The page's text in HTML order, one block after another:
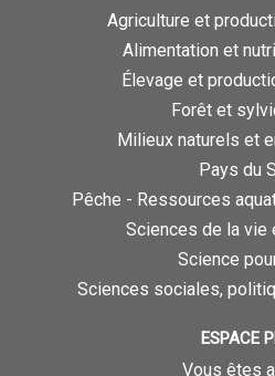
Agriculture et
Alimentation et
Élevage et
Forêt et
Milieux naturels et
Pays du
Pêche - Ressources
Sciences de la vie
Science
Sciences sociales,
ESPACE
Vous êtes